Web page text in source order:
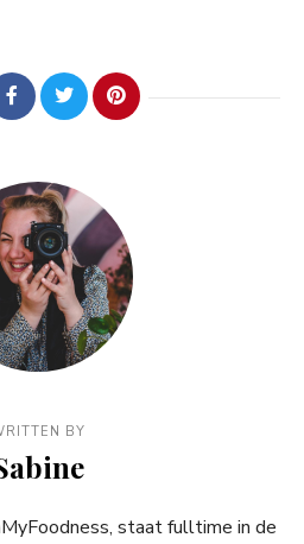
BY
staat fulltime in de